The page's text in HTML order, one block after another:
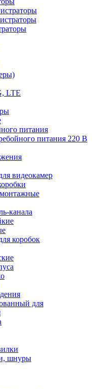
LTE
питания
питания 220 В
видеокамер
канала
коробок
для
шнуры